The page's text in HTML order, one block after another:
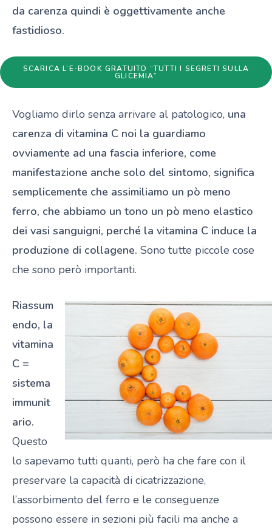
da carenza quindi è oggettivamente anche
fastidioso.
SCARICA L’E-BOOK GRATUITO “TUTTI I SEGRETI SULLA
GLICEMIA”
Vogliamo dirlo senza arrivare al patologico, una
carenza di vitamina C noi la guardiamo
ovviamente ad una fascia inferiore, come
manifestazione anche solo del sintomo, significa
semplicemente che assimiliamo un pò meno
ferro, che abbiamo un tono un pò meno elastico
dei vasi sanguigni, perché la vitamina C induce la
produzione di collagene. Sono tutte piccole cose
che sono però importanti.
Riassum
endo, la
vitamina
C =
sistema
immunit
ario.
Questo
lo sapevamo tutti quanti, però ha che fare con il
preservare la capacità di cicatrizzazione,
l’assorbimento del ferro e le conseguenze
possono essere in sezioni più facili ma anche a